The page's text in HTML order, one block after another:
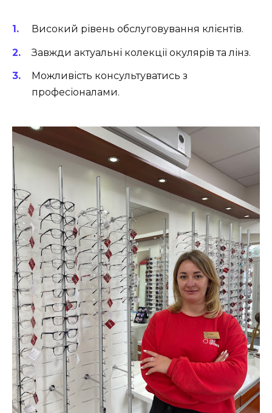
Високий рівень обслуговування клієнтів.
Завжди актуальні колекції окулярів та лінз.
Можливість консультуватись з
професіоналами.